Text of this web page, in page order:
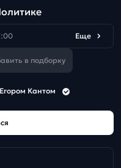
Еще
в подборку
Кантом